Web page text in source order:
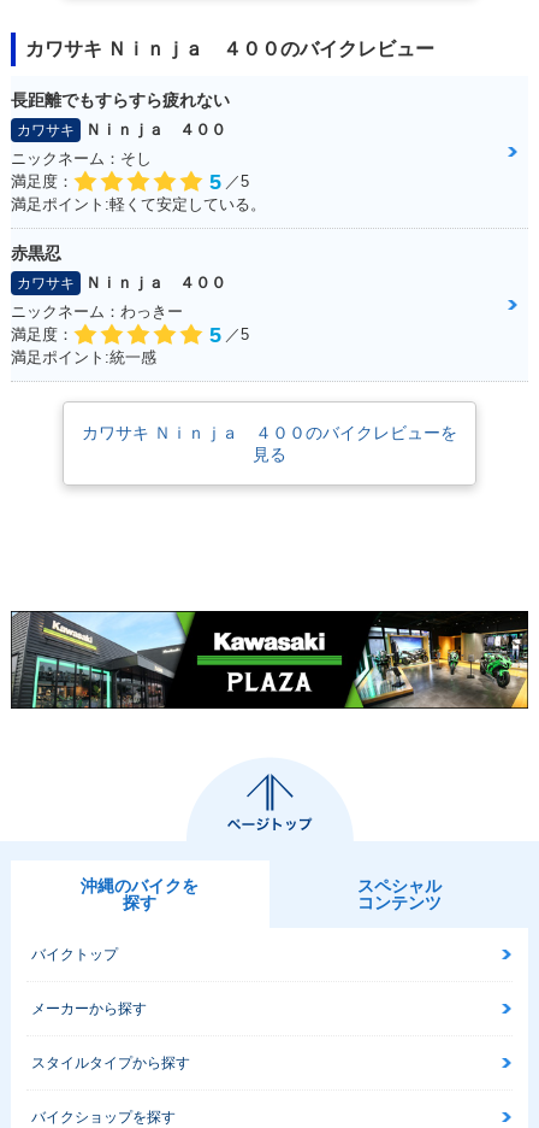
2020年 Ninja 40
0・カラーチェンジ
2019年 Ninja 400
2018年 Ninja 400
KRT Edition・特
別・限定仕様
2018年 Ninja 40
ンジ
n・特別・限定仕様
n・カラーチェンジ
n・カラーチェンジ
2015年 Ninja 400 A
BS Limited Editio
n・特別・限定仕様
2015年 Ninja 400 A
n・カラーチェンジ
2014年 Ninja 400 A
カワサキ Ｎｉｎｊａ ４００のバイクレビュー
長距離でもすらすら疲れない
カワサキ
Ｎｉｎｊａ ４００
ニックネーム：そし
満足度：
5 ／5
満足ポイント:軽くて安定している。
赤黒忍
カワサキ
Ｎｉｎｊａ ４００
ニックネーム：わっきー
満足度：
5 ／5
満足ポイント:統一感
カワサキ Ｎｉｎｊａ ４００のバイクレビューを
見る
沖縄のバイクを
探す
スペシャル
コンテンツ
バイクトップ
メーカーから探す
スタイルタイプから探す
バイクショップを探す